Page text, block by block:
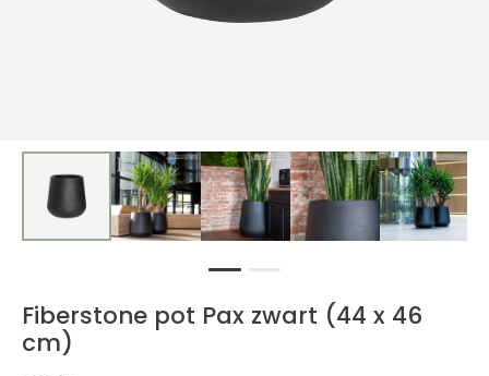
1
Fiberstone pot Pax zwart (44 x 46
cm)